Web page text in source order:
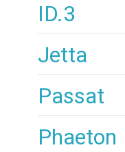
ID.3
Jetta
Passat
Phaeton